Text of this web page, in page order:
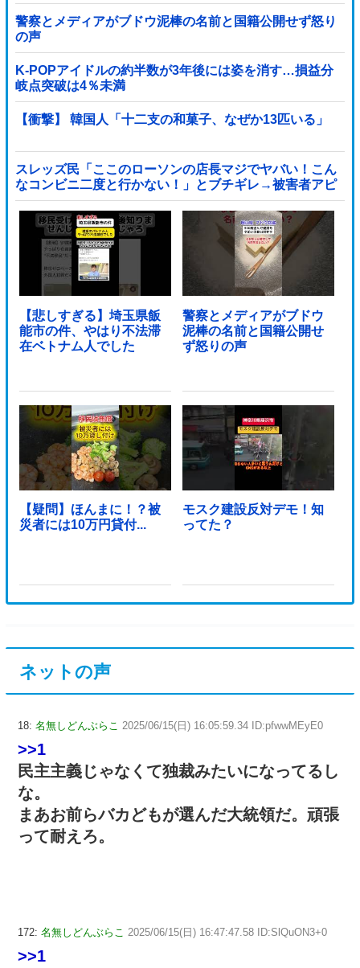
警察とメディアがブドウ泥棒の名前と国籍公開せず怒り
の声
K-POPアイドルの約半数が3年後には姿を消す…損益分
岐点突破は4％未満
【衝撃】 韓国人「十二支の和菓子、なぜか13匹いる」
スレッズ民「ここのローソンの店長マジでヤバい！こん
なコンビニ二度と行かない！」とブチギレ→被害者アピ
するも「ヤバイのはお前だよ」とツッコミ殺到ｗｗｗｗ
ｗｗｗ他
【悲しすぎる】埼玉県飯
能市の件、やはり不法滞
在ベトナム人でした
警察とメディアがブドウ
泥棒の名前と国籍公開せ
ず怒りの声
【疑問】ほんまに！？被
災者には10万円貸付...
モスク建設反対デモ！知
ってた？
ネットの声
18: 名無しどんぶらこ 2025/06/15(日) 16:05:59.34 ID:pfwwMEyE0
>>1
民主主義じゃなくて独裁みたいになってるし
な。
まあお前らバカどもが選んだ大統領だ。頑張
って耐えろ。
172: 名無しどんぶらこ 2025/06/15(日) 16:47:47.58 ID:SlQuON3+0
>>1